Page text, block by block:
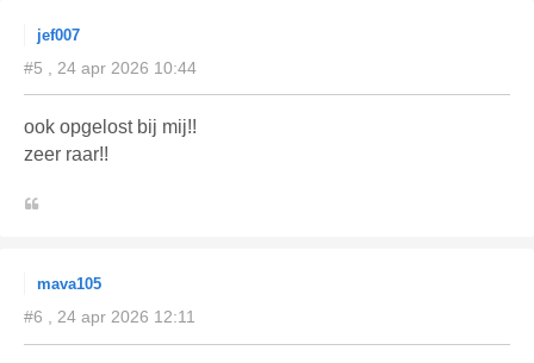
jef007
#5 , 24 apr 2026 10:44
ook opgelost bij mij!!
zeer raar!!
mava105
#6 , 24 apr 2026 12:11